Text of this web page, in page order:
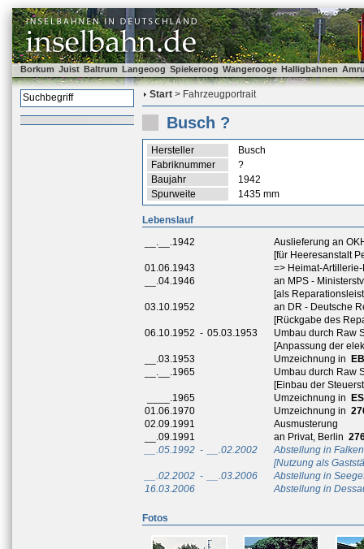
Borkum Juist Baltrum Langeoog Spiekeroog Wangerooge Halligbahnen
Start > Fahrzeugportrait
Busch ?
Hersteller
Busch
Fabriknummer
?
Baujahr
1942
Spurweite
1435 mm
Lebenslauf
__.__.1942
Auslieferung an
[für Heeresanstalt
01.06.1943
=> Heimat-
__.04.1946
an MPS -
[als
03.10.1952
an DR - Deutsche
[Rückgabe des
06.10.1952 - 05.03.1953
Umbau durch Raw
[Anpassung der
__.03.1953
Umzeichnung in
__.__.1965
Umbau durch Raw
[Einbau der
____.1965
Umzeichnung in
01.06.1970
Umzeichnung in
02.09.1991
Ausmusterung
__.09.1991
an Privat, Berlin
__.05.1992 - __.02.2002
Abstellung in
[Nutzung als
__.02.2002 - __.03.2006
Abstellung in
16.03.2006
Abstellung in
Fotos